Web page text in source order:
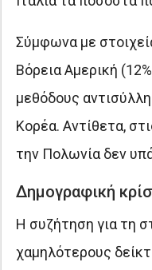
Σύμφωνα με
Βόρεια Αμερική
μεθόδους
Κορέα. Αντίθετα,
την Πολωνία δεν
Δημογραφική
Η συζήτηση για τη
χαμηλότερους